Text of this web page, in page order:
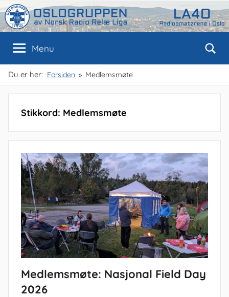
Skip
to
content
Oslogruppen
av
NRRL
Oslo
Menu
Du er her: Forsiden Medlemsmøte
Stikkord: Medlemsmøte
Medlemsmøte: Nasjonal Field Day
2026